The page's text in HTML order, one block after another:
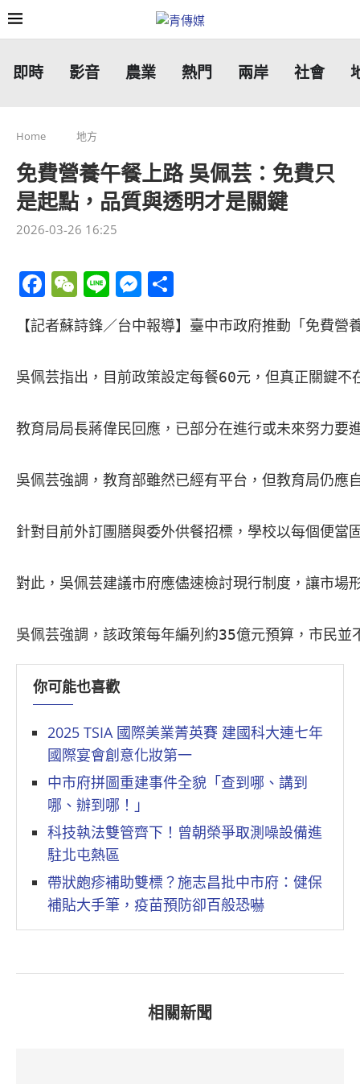
即時 影音 農業 熱門 兩岸 社會
Home 地方
免費營養午餐上路 吳佩芸：免費只
是起點，品質與透明才是關鍵
2026-03-26 16:25
Facebook
WeChat
LineMessenger
享
【記者蘇詩鋒／台中報導】臺中市政府推動「免費
吳佩芸指出，目前政策設定每餐60元，但真正關鍵
教育局局長蔣偉民回應，已部分在進行或未來努力要
吳佩芸強調，教育部雖然已經有平台，但教育局仍
針對目前外訂團膳與委外供餐招標，學校以每個便
對此，吳佩芸建議市府應儘速檢討現行制度，讓市場
吳佩芸強調，該政策每年編列約35億元預算，市民
你可能也喜歡
2025 TSIA 國際美業菁英賽 建國科大連七年
國際宴會創意化妝第一
中市府拼圖重建事件全貌「查到哪、講到
哪、辦到哪！」
科技執法雙管齊下！曾朝榮爭取測噪設備進
駐北屯熱區
帶狀皰疹補助雙標？施志昌批中市府：健保
補貼大手筆，疫苗預防卻百般恐嚇
相關新聞